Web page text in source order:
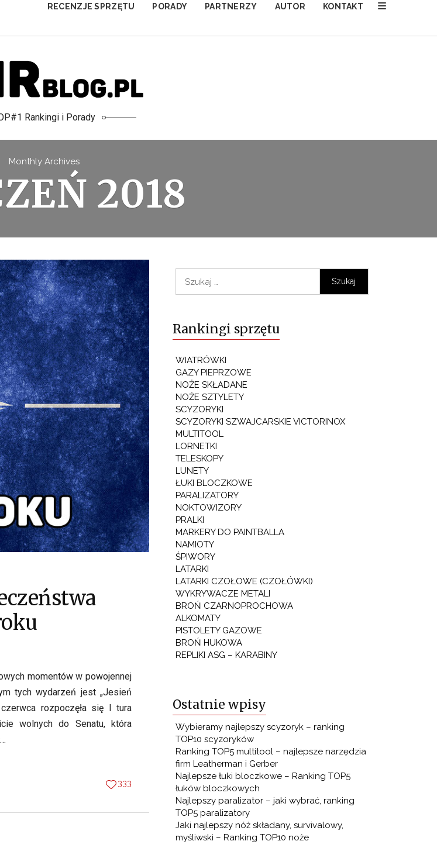
RECENZJE SPRZĘTU PORADY PARTNERZY AUTOR KONTAKT
Rankingi i Porady
Monthly Archives
2018
momentów w powojennej
tych wydarzeń jest „Jesień
rozpoczęła się I tura
wolnych do Senatu, która
333
Rankingi sprzętu
WIATRÓWKI
GAZY PIEPRZOWE
NOŻE SKŁADANE
NOŻE SZTYLETY
SCYZORYKI
SCYZORYKI SZWAJCARSKIE VICTORINOX
MULTITOOL
LORNETKI
TELESKOPY
LUNETY
ŁUKI BLOCZKOWE
PARALIZATORY
NOKTOWIZORY
PRALKI
MARKERY DO PAINTBALLA
NAMIOTY
ŚPIWORY
LATARKI
LATARKI CZOŁOWE (CZOŁÓWKI)
WYKRYWACZE METALI
BROŃ CZARNOPROCHOWA
ALKOMATY
PISTOLETY GAZOWE
BROŃ HUKOWA
REPLIKI ASG – KARABINY
Ostatnie wpisy
Wybieramy najlepszy scyzoryk – ranking
TOP10 scyzoryków
Ranking TOP5 multitool – najlepsze narzędzia
firm Leatherman i Gerber
Najlepsze łuki bloczkowe – Ranking TOP5
łuków bloczkowych
Najlepszy paralizator – jaki wybrać, ranking
TOP5 paralizatory
Jaki najlepszy nóż składany, survivalowy,
myśliwski – Ranking TOP10 noże